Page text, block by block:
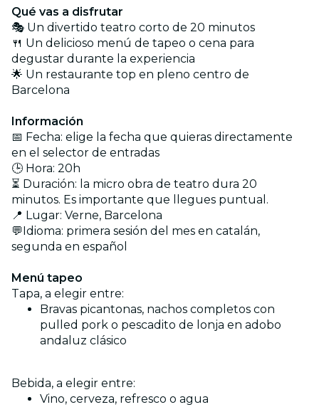
Qué vas a disfrutar
🎭 Un divertido teatro corto de 20 minutos
🍴 Un delicioso menú de tapeo o cena para
degustar durante la experiencia
🌟 Un restaurante top en pleno centro de
Barcelona
Información
📅 Fecha: elige la fecha que quieras directamente
en el selector de entradas
🕒 Hora: 20h
⏳ Duración: la micro obra de teatro dura 20
minutos. Es importante que llegues puntual.
📍 Lugar: Verne, Barcelona
💬Idioma: primera sesión del mes en catalán,
segunda en español
Menú tapeo
Tapa, a elegir entre:
Bravas picantonas, nachos completos con
pulled pork o pescadito de lonja en adobo
andaluz clásico
Bebida, a elegir entre:
Vino, cerveza, refresco o agua